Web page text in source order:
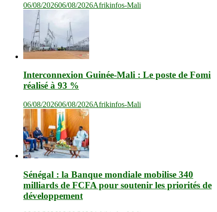
06/08/202606/08/2026Afrikinfos-Mali
Interconnexion Guinée-Mali : Le poste de Fomi
réalisé à 93 %
06/08/202606/08/2026Afrikinfos-Mali
Sénégal : la Banque mondiale mobilise 340
milliards de FCFA pour soutenir les priorités de
développement